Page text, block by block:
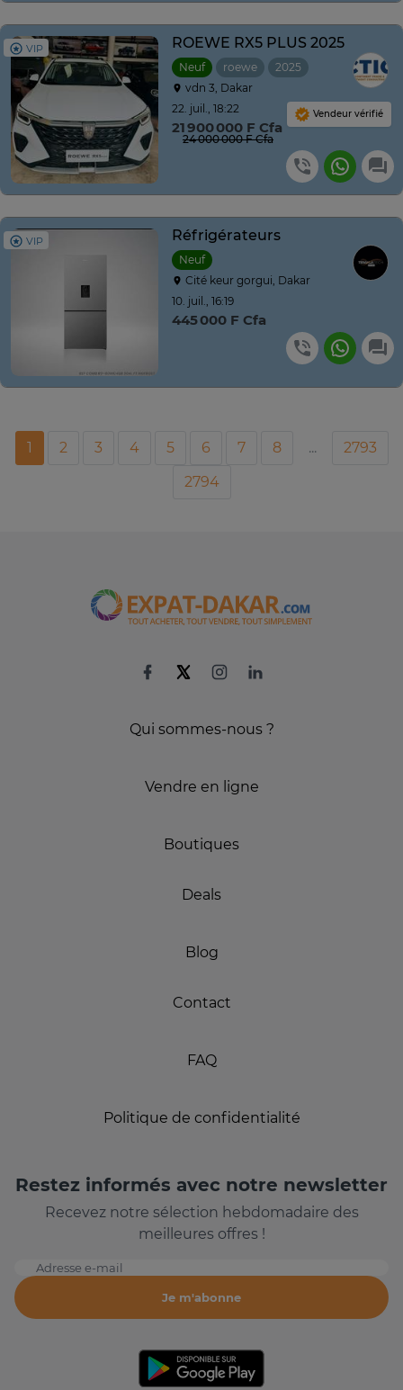
VIP ROEWE RX5 PLUS 2025
Neuf roewe 2025
Automatique
vdn 3, Dakar
22. juil., 18:22
21 900 000 F Cfa
24 000 000 F Cfa
Vendeur vérifié
VIP Réfrigérateurs
Neuf
Cité keur gorgui, Dakar
10. juil., 16:19
445 000 F Cfa
1 2 3 4 5 6 7 8 ...
2793
2794
Qui sommes-nous ?
Vendre en ligne
Boutiques
Deals
Blog
Contact
FAQ
Politique de confidentialité
Restez informés avec notre newsletter
Recevez notre sélection hebdomadaire des
meilleures offres !
Adresse e-mail
Je m'abonne